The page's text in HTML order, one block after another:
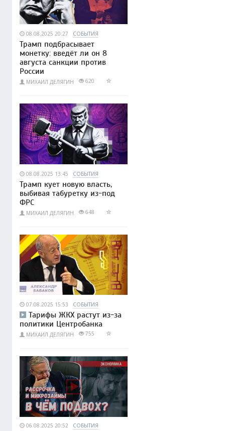
08.08.2025 20:27 СОБЫТИЯ
Трамп подбрасывает
монетку: введёт ли он 8
августа санкции против
России
МИХАИЛ ДЕЛЯГИН 620
08.08.2025 13:45 СОБЫТИЯ
Трамп кует новую власть,
выбивая табуретку из-под
ФРС
МИХАИЛ ДЕЛЯГИН 648
07.08.2025 15:53 СОБЫТИЯ
Тарифы ЖКХ растут из-за
политики Центробанка
МИХАИЛ ДЕЛЯГИН 755
06.08.2025 20:52 СОБЫТИЯ